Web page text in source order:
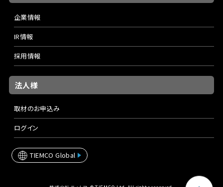
企業情報
IR情報
採用情報
法人様
取材のお申込み
ログイン
TIEMCO Global